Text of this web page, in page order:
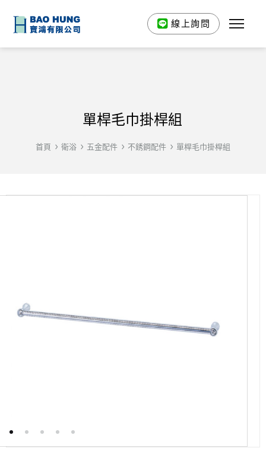
線上詢問
單桿毛巾掛桿組
首頁 衛浴 五金配件 不銹鋼配件 單桿毛巾掛桿組